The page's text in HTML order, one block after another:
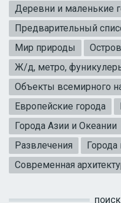
Деревни и маленькие
Предварительный
Мир природы
Ж/д, метро,
Объекты всемирного
Европейские города
Города Азии и Океании
Развлечения
Современная